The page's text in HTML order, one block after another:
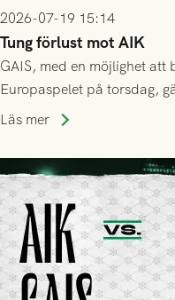
2026-07-19 15:14
Tung förlust mot AIK
GAIS, med en möjlighet
Europaspelet på torsdag,
Stockholm . Men trots
lyckades få in 2-0.
Läs mer